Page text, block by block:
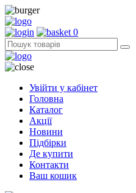
0
Увійти у кабінет
Головна
Каталог
Акції
Новини
Підбірки
Де купити
Контакти
Ваш кошик